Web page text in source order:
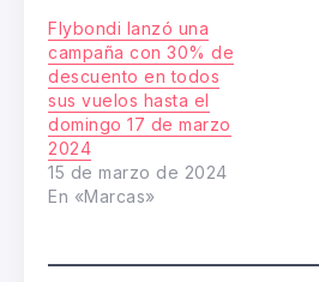
Flybondi lanzó una
campaña con 30% de
descuento en todos
sus vuelos hasta el
domingo 17 de marzo
2024
15 de marzo de 2024
En «Marcas»